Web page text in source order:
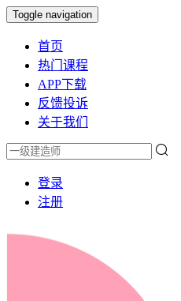
Toggle navigation
首页
热门课程
APP下载
反馈投诉
关于我们
登录
注册